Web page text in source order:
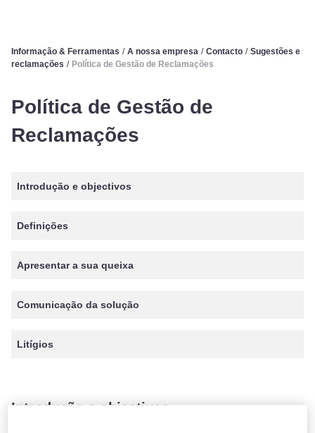
Informação & Ferramentas / A nossa empresa / Contacto / Sugestões e
reclamações / Política de Gestão de Reclamações
Política de Gestão de
Reclamações
Introdução e objectivos
Definições
Apresentar a sua queixa
Comunicação da solução
Litígios
Introdução e objectivos